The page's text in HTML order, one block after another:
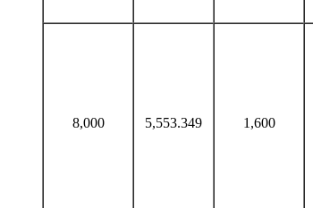
1,600
5,553.349
8,000